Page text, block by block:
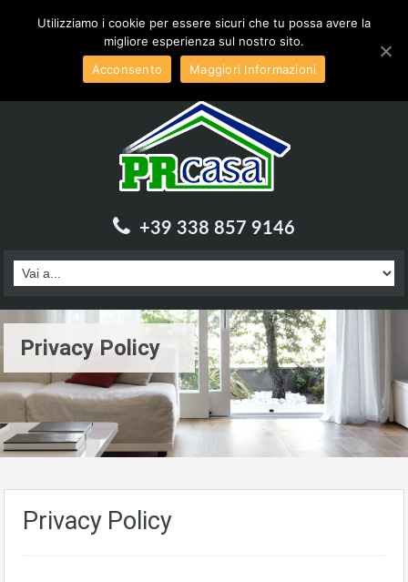
Inviaci una email a : info@prcasa.it
+39 338 857 9146
Privacy Policy
Privacy Policy
Utilizziamo i cookie per essere sicuri che tu possa avere la
migliore esperienza sul nostro sito.
Acconsento
Maggiori Informazioni